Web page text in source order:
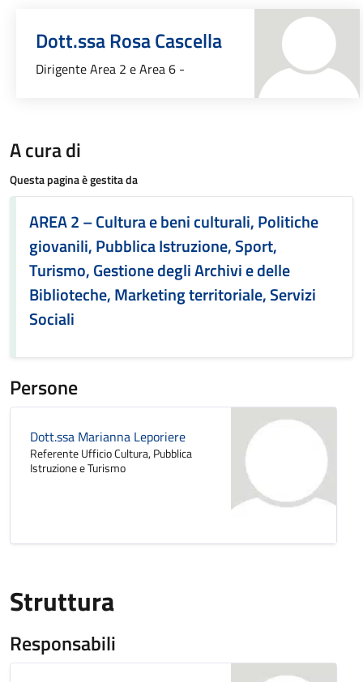
Dott.ssa Rosa Cascella
Dirigente Area 2 e Area 6 -
A cura di
Questa pagina è gestita da
AREA 2 – Cultura e beni culturali, Politiche
giovanili, Pubblica Istruzione, Sport,
Turismo, Gestione degli Archivi e delle
Biblioteche, Marketing territoriale, Servizi
Sociali
Persone
Dott.ssa Marianna Leporiere
Referente Ufficio Cultura, Pubblica
Istruzione e Turismo
Struttura
Responsabili